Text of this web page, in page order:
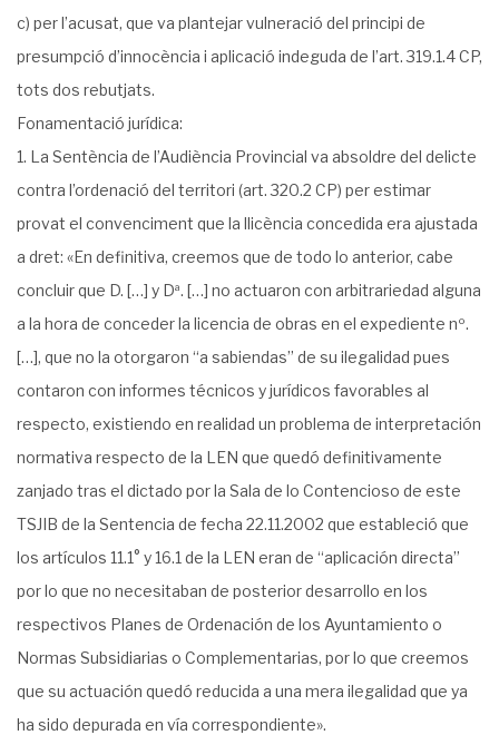
c) per l’acusat, que va plantejar vulneració del principi de
presumpció d’innocència i aplicació indeguda de l’art. 319.1.4 CP,
tots dos rebutjats.
Fonamentació jurídica:
1. La Sentència de l’Audiència Provincial va absoldre del delicte
contra l’ordenació del territori (art. 320.2 CP) per estimar
provat el convenciment que la llicència concedida era ajustada
a dret: «En definitiva, creemos que de todo lo anterior, cabe
concluir que D. […] y Dª. […] no actuaron con arbitrariedad alguna
a la hora de conceder la licencia de obras en el expediente nº.
[…], que no la otorgaron “a sabiendas” de su ilegalidad pues
contaron con informes técnicos y jurídicos favorables al
respecto, existiendo en realidad un problema de interpretación
normativa respecto de la LEN que quedó definitivamente
zanjado tras el dictado por la Sala de lo Contencioso de este
TSJIB de la Sentencia de fecha 22.11.2002 que estableció que
los artículos 11.1° y 16.1 de la LEN eran de “aplicación directa”
por lo que no necesitaban de posterior desarrollo en los
respectivos Planes de Ordenación de los Ayuntamiento o
Normas Subsidiarias o Complementarias, por lo que creemos
que su actuación quedó reducida a una mera ilegalidad que ya
ha sido depurada en vía correspondiente».